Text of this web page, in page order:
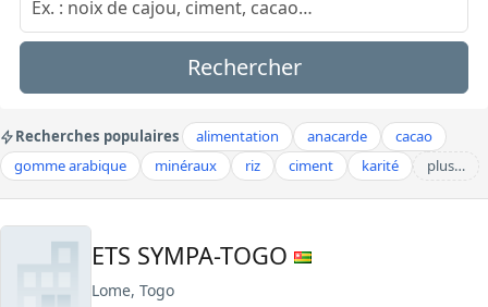
Rechercher
Recherches populaires alimentation anacarde
cacao
gomme arabique
minéraux riz ciment karité plus…
ETS SYMPA-TOGO
Lome, Togo